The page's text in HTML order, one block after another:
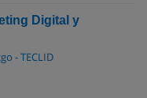
Digital y
- TECLID